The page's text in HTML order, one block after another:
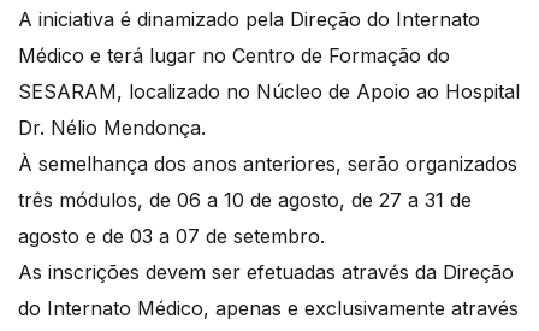
A iniciativa é dinamizado pela Direção do Internato
Médico e terá lugar no Centro de Formação do
SESARAM, localizado no Núcleo de Apoio ao Hospital
Dr. Nélio Mendonça.
À semelhança dos anos anteriores, serão organizados
três módulos, de 06 a 10 de agosto, de 27 a 31 de
agosto e de 03 a 07 de setembro.
As inscrições devem ser efetuadas através da Direção
do Internato Médico, apenas e exclusivamente através